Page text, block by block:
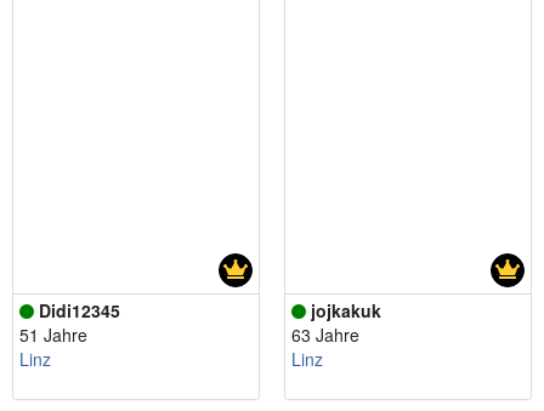
Didi12345
51 Jahre
Linz
jojkakuk
63 Jahre
Linz